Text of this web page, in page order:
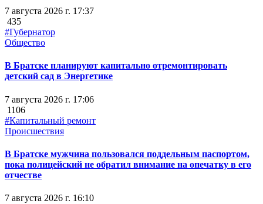
7 августа 2026 г. 17:37
435
#Губернатор
Общество
В Братске планируют капитально отремонтировать
детский сад в Энергетике
7 августа 2026 г. 17:06
1106
#Капитальный ремонт
Происшествия
В Братске мужчина пользовался поддельным паспортом,
пока полицейский не обратил внимание на опечатку в его
отчестве
7 августа 2026 г. 16:10